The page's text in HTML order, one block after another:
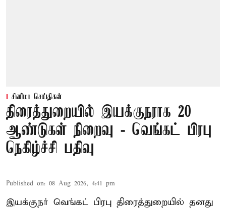
சினிமா செய்திகள்
திரைத்துறையில் இயக்குநராக 20
ஆண்டுகள் நிறைவு - வெங்கட் பிரபு
நெகிழ்ச்சி பதிவு
Published on: 08 Aug 2026, 4:41 pm
இயக்குநர் வெங்கட் பிரபு திரைத்துறையில் தனது